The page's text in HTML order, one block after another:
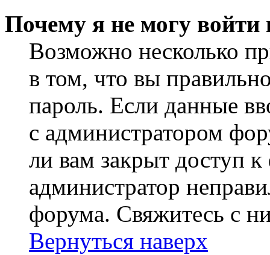
Почему я не могу войти
Возможно несколько
в том, что вы
пароль. Если данные
с администратором
ли вам закрыт доступ
администратор
форума. Свяжитесь с
Вернуться наверх